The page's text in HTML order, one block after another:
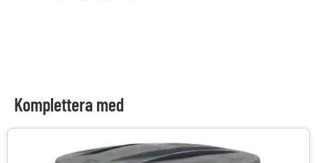
Komplettera med